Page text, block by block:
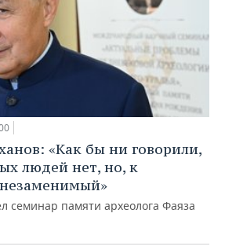
«Как бы ни говорили,
людей нет, но, к
семинар памяти археолога Фаяза